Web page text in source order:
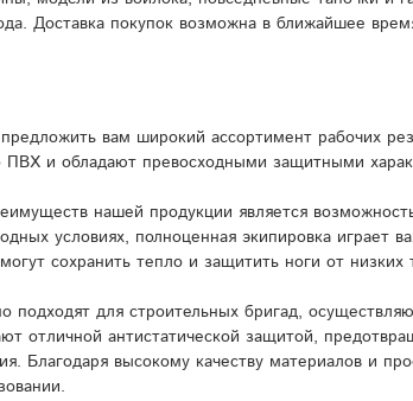
Доставка покупок возможна в ближайшее
вам широкий ассортимент рабочих
ПВХ и обладают превосходными защитными
нашей продукции является
условиях, полноценная экипировка
сохранить тепло и защитить ноги от низких
подходят для строительных бригад,
отличной антистатической защитой,
Благодаря высокому качеству материалов и